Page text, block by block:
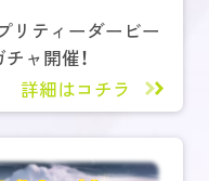
リティーダービー
ャ開催！
詳細はコチラ